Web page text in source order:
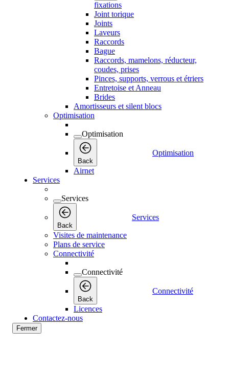
fixations
Joint torique
Joints
Laveurs
Raccords
Bague
Raccords, mamelons, réducteur,
coudes, prises
Pinces, supports, verrous et étriers
Entretoise et Anneau
Brides
Amortisseurs et silent blocs
Optimisation
Optimisation
Back
Optimisation
Airnet
Services
Services
Back
Services
Visites de maintenance
Plans de service
Connectivité
Connectivité
Back
Connectivité
Licences
Contactez-nous
Fermer